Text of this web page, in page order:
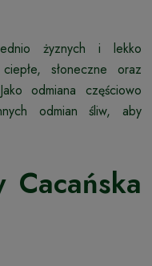
żyznych i lekko
słoneczne oraz
odmiana częściowo
odmian śliw, aby
Cacańska